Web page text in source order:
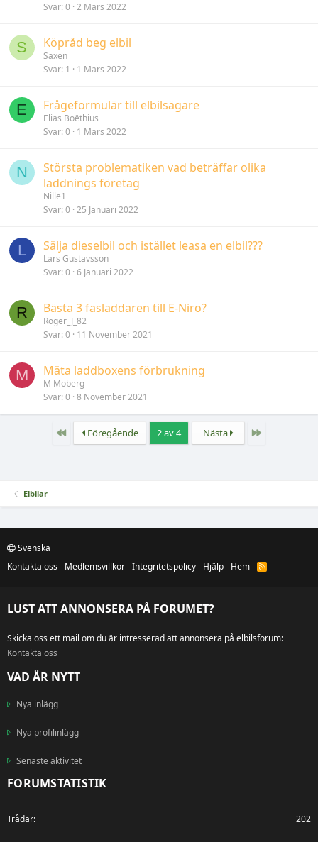
Svar 0 2 Mars 2022
S Köpråd beg elbil
Saxen
Svar 1 1 Mars 2022
E Frågeformulär till elbilsägare
Elias Boëthius
Svar 0 1 Mars 2022
N
Största problematiken vad beträffar olika
laddnings företag
Nille1
Svar 0 25 Januari 2022
L Sälja dieselbil och istället leasa en elbil???
Lars Gustavsson
Svar 0 6 Januari 2022
R Bästa 3 fasladdaren till E-Niro?
Roger_J_82
Svar 0 11 November 2021
M Mäta laddboxens förbrukning
M Moberg
Svar 0 8 November 2021
FörstFöregående 2 av 4 Nästa Sista
Elbilar
Svenska
Kontakta oss
Medlemsvillkor Integritetspolicy Hjälp Hem
R
S
LUST ATT ANNONSERA PÅ FORUMET?
Skicka oss ett mail om du är intresserad att annonsera på elbilsforum:
Kontakta oss
VAD ÄR NYTT
Nya inlägg
Nya profilinlägg
Senaste aktivitet
FORUMSTATISTIK
Trådar 202